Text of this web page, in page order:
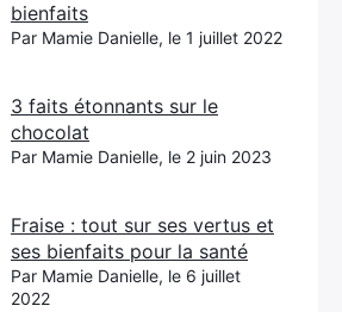
bienfaits
Par Mamie Danielle, le 1 juillet 2022
3 faits étonnants sur le
chocolat
Par Mamie Danielle, le 2 juin 2023
Fraise : tout sur ses vertus et
ses bienfaits pour la santé
Par Mamie Danielle, le 6 juillet
2022